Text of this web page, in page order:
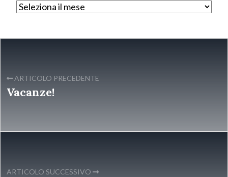
ARTICOLO PRECEDENTE
Vacanze!
ARTICOLO SUCCESSIVO